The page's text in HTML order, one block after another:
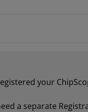
your
a separate